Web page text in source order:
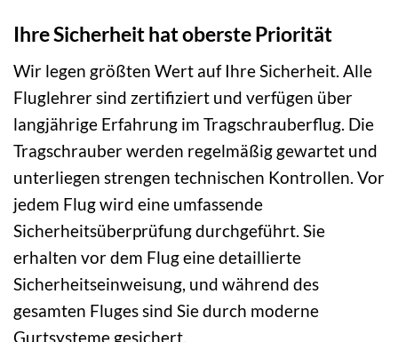
Ihre Sicherheit hat oberste Priorität
Wir legen größten Wert auf Ihre Sicherheit. Alle
Fluglehrer sind zertifiziert und verfügen über
langjährige Erfahrung im Tragschrauberflug. Die
Tragschrauber werden regelmäßig gewartet und
unterliegen strengen technischen Kontrollen. Vor
jedem Flug wird eine umfassende
Sicherheitsüberprüfung durchgeführt. Sie
erhalten vor dem Flug eine detaillierte
Sicherheitseinweisung, und während des
gesamten Fluges sind Sie durch moderne
Gurtsysteme gesichert.